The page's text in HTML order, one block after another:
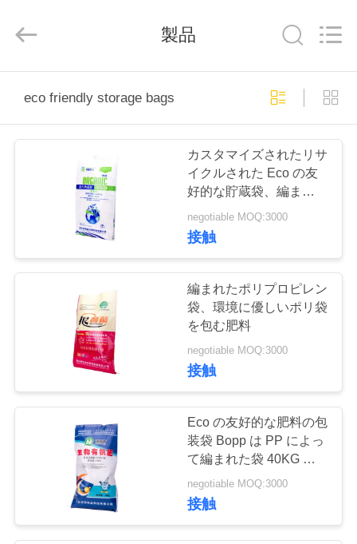
ー
報
2026
Beijing
Enterprise
Co.,LTD.
製品
eco friendly storage bags
カスタマイズされたリサ
イクルされた Eco の友
好的な貯蔵袋、編まれた
袋工業を包む有機肥料
negotiable MOQ:3000
接触
編まれたポリプロピレン
袋、環境に優しいポリ袋
を包む肥料
negotiable MOQ:3000
接触
Eco の友好的な肥料の包
装袋 Bopp は PP によっ
て編まれた袋 40KG 見
掛け密度を薄板にしまし
た
negotiable MOQ:3000
接触